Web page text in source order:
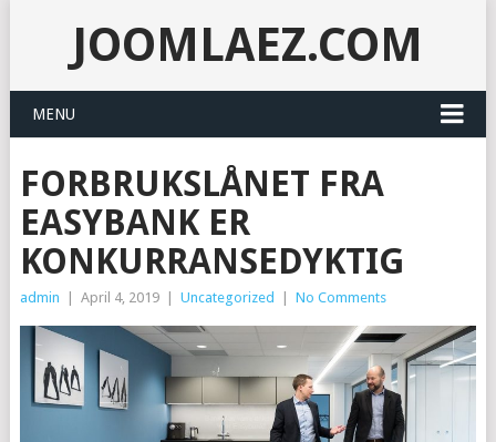
JOOMLAEZ.COM
MENU
FORBRUKSLÅNET FRA
EASYBANK ER
KONKURRANSEDYKTIG
admin April 4, 2019 Uncategorized No Comments